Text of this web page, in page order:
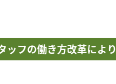
ッフの働き方改革により